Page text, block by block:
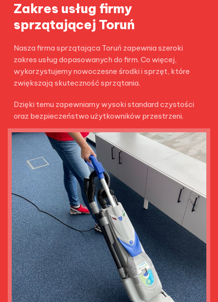
Zakres usług firmy
sprzątającej Toruń
Nasza firma sprzątająca Toruń zapewnia szeroki
zakres usług dopasowanych do firm. Co więcej,
wykorzystujemy nowoczesne środki i sprzęt, które
zwiększają skuteczność sprzątania.
Dzięki temu zapewniamy wysoki standard czystości
oraz bezpieczeństwo użytkowników przestrzeni.